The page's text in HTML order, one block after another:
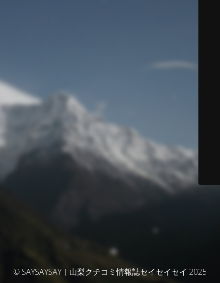
© SAYSAYSAY｜山梨クチコミ情報誌セイセイセイ 2025